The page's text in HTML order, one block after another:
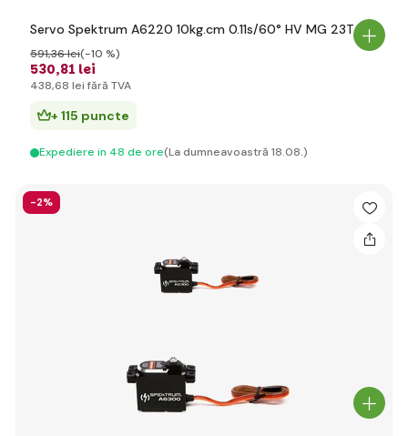
Servo Spektrum A6220 10kg.cm 0.11s/60° HV MG 23T
530,81 lei
591,36 lei(-10 %)
438,68 lei fără TVA
+ 115 puncte
Expediere in 48 de ore(La dumneavoastră 18.08.)
-2%